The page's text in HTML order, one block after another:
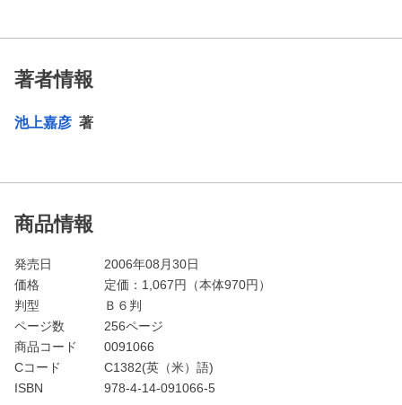
著者情報
池上嘉彦 著
商品情報
発売日
2006年08月30日
価格
定価： 1,067円（本体970円）
判型
Ｂ６判
ページ数
256ページ
商品コード
0091066
Cコード
C1382(英（米）語)
ISBN
978-4-14-091066-5